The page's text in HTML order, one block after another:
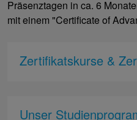
Präsenztagen in ca. 6
mit einem "Certificate of
Zertifikatskurse &
Unser